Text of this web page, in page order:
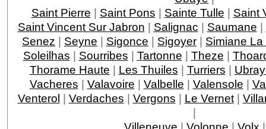
Saint Pierre | Saint Pons | Sainte Tulle | Saint
Saint Vincent Sur Jabron | Salignac | Saumane |
Senez | Seyne | Sigonce | Sigoyer | Simiane
Soleilhas | Sourribes | Tartonne | Theze |
Thorame Haute | Les Thuiles | Turriers |
Vacheres | Valavoire | Valbelle | Valensole |
Venterol | Verdaches | Vergons | Le Vernet|
|
Villeneuve | Volonne | Volx |